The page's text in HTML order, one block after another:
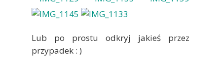
Lub po prostu odkryj jakieś przez
przypadek : )